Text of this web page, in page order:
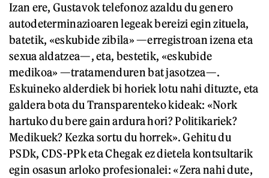
Izan ere, Gustavok telefonoz azaldu du genero
autodeterminazioaren legeak bereizi egin zituela,
batetik, «eskubide zibila» —erregistroan izena eta
sexua aldatzea—, eta, bestetik, «eskubide
medikoa» —tratamenduren bat jasotzea—.
Eskuineko alderdiek bi horiek lotu nahi dituzte, eta
galdera bota du Transparenteko kideak: «Nork
hartuko du bere gain ardura hori? Politikariek?
Medikuek? Kezka sortu du horrek». Gehitu du
PSDk, CDS-PPk eta Chegak ez dietela kontsultarik
egin osasun arloko profesionalei: «Zera nahi dute,